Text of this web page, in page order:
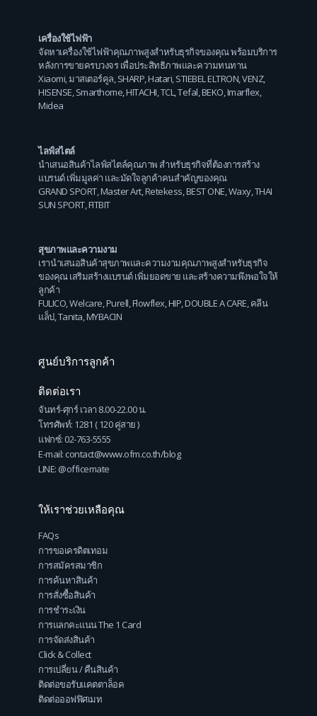
เครื่องใช้ไฟฟ้า
จัดหาเครื่องใช้ไฟฟ้าคุณภาพสูงสำหรับธุรกิจของคุณ พร้อมบริการ
หลังการขายครบวงจร เพื่อประสิทธิภาพและความทนทาน
Xiaomi,มาสเตอร์คูล,SHARP,Hatari,STIEBEL ELTRON,VENZ,
HISENSE,Smarthome,HITACHI,TCL,Tefal,BEKO,Imarflex,
Midea
ไลฟ์สไตล์
นำเสนอสินค้าไลฟ์สไตล์คุณภาพ สำหรับธุรกิจที่ต้องการสร้าง
แบรนด์ เพิ่มมูลค่า และมัดใจลูกค้าคนสำคัญของคุณ
GRAND SPORT, Master Art, Retekess BEST ONE Waxy, THAI
SUN SPORT, FITBIT
สุขภาพและความงาม
เรานำเสนอสินค้าสุขภาพและความงามคุณภาพสูงสำหรับธุรกิจ
ของคุณ เสริมสร้างแบรนด์ เพิ่มยอดขาย และสร้างความพึงพอใจให้
ลูกค้า
FULICO,Welcare,Purell,Flowflex,HIP,DOUBLE A CARE,คลีน
แล็ป,Tanita,MYBACIN
ศูนย์บริการลูกค้า
ติดต่อเรา
จันทร์-ศุกร์ เวลา 8.00-22.00 น.
โทรศัพท์: 1281 ( 120 คู่สาย )
แฟกซ์: 02-763-5555
E-mail: contact@www.ofm.co.th/blog
LINE: @officemate
ให้เราช่วยเหลือคุณ
FAQs
การขอเครดิตเทอม
การสมัครสมาชิก
การค้นหาสินค้า
การสั่งซื้อสินค้า
การชำระเงิน
การแลกคะแนน The 1 Card
การจัดส่งสินค้า
Click & Collect
การเปลี่ยน / คืนสินค้า
ติดต่อขอรับแคตตาล็อค
ติดต่อออฟฟิศเมท